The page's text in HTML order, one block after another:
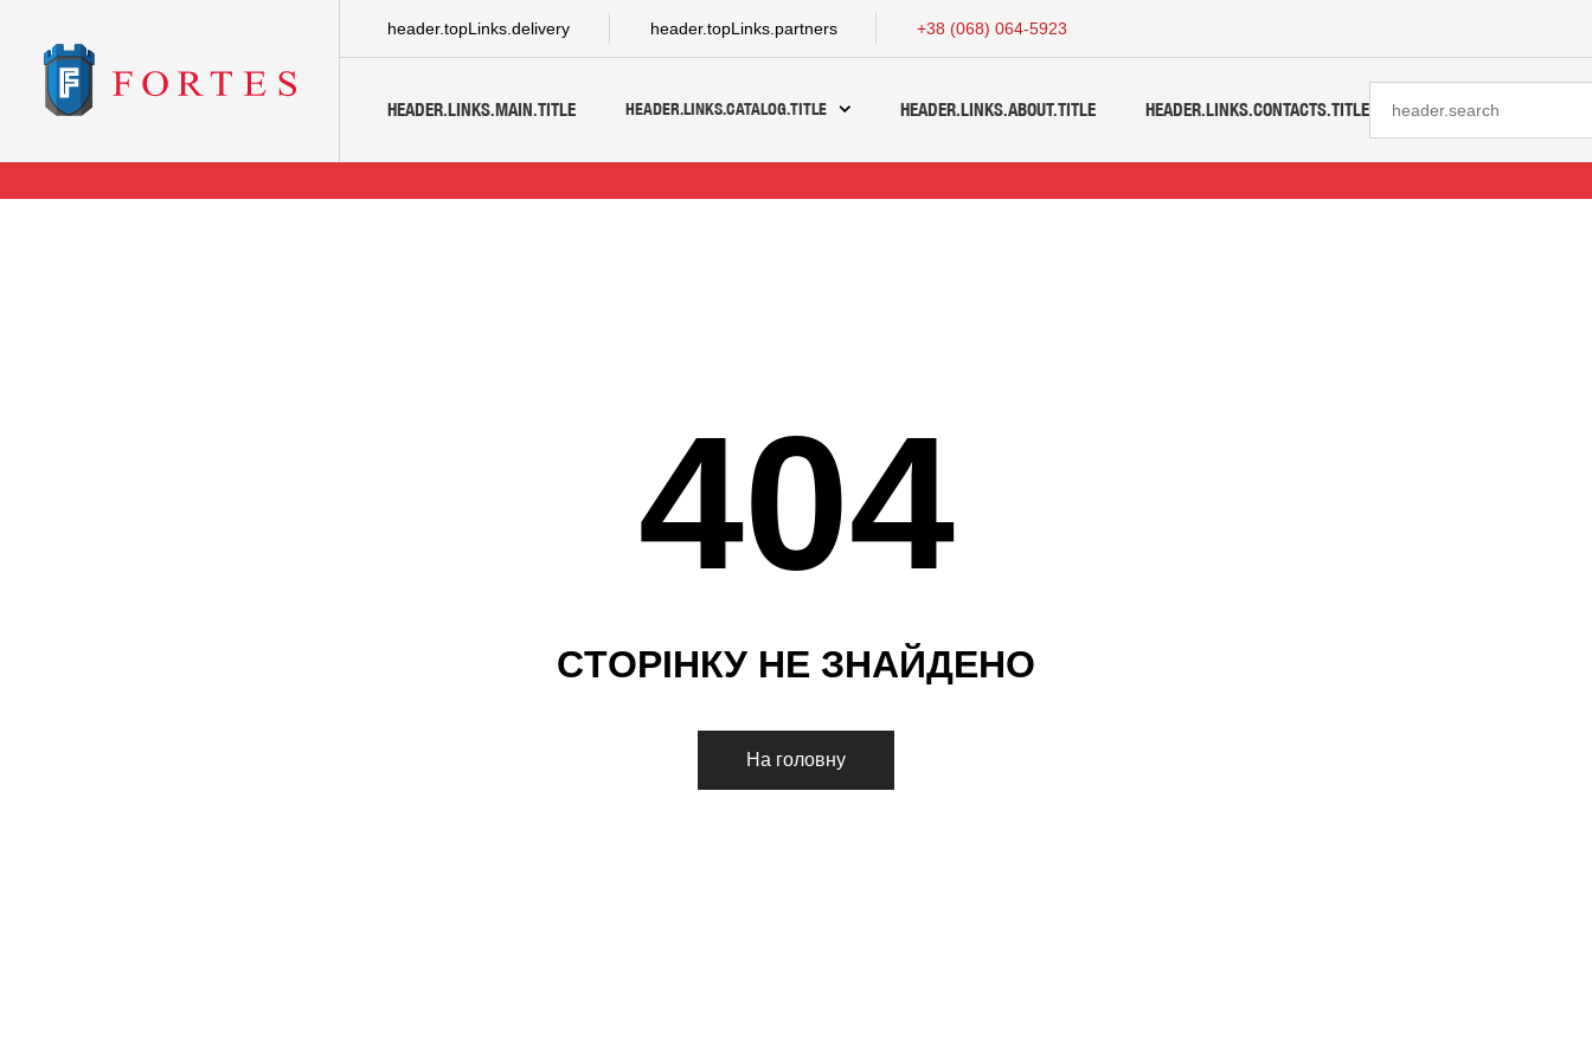
header.topLinks.delivery header.topLinks.partners +38 (068) 064-5923
HEADER.LINKS.MAIN.TITLE HEADER.LINKS.CATALOG.TITLE HEADER.LINKS.ABOUT.TITLE HEADER.LINKS.CONTACTS.TITLE
404
СТОРІНКУ НЕ ЗНАЙДЕНО
На головну